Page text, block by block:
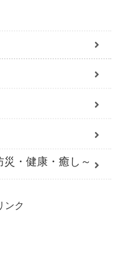
・健康・癒し～
ンク